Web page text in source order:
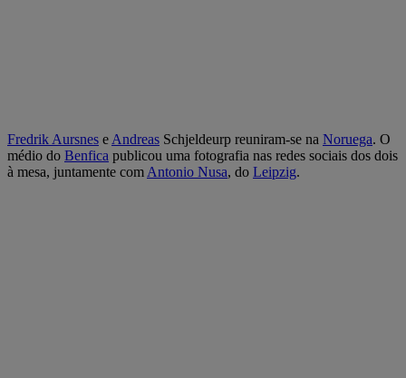
Fredrik Aursnes e Andreas Schjeldeurp reuniram-se na Noruega. O
médio do Benfica publicou uma fotografia nas redes sociais dos dois
à mesa, juntamente com Antonio Nusa, do Leipzig.